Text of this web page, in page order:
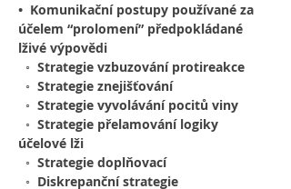
•  Komunikační postupy používané za
účelem “prolomení” předpokládané
lživé výpovědi
◦  Strategie vzbuzování protireakce
◦  Strategie znejišťování
◦  Strategie vyvolávání pocitů viny
◦  Strategie přelamování logiky
účelové lži
◦  Strategie doplňovací
◦  Diskrepanční strategie